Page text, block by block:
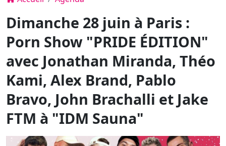
Dimanche 28 juin à Paris :
Porn Show "PRIDE ÉDITION"
avec Jonathan Miranda, Théo
Kami, Alex Brand, Pablo
Bravo, John Brachalli et Jake
FTM à "IDM Sauna"